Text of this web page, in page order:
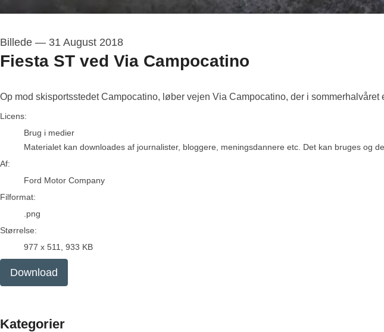
Billede — 31 August 2018
Fiesta ST ved Via Campocatino
Op mod skisportsstedet Campocatino, løber vejen Via Campocatino, der i
Ford Motor Company
Licens:
Brug i medier
Materialet kan downloades af journalister, bloggere, meningsdannere etc. Det kan bruges
Af:
Ford Motor Company
Filformat:
.png
Størrelse:
977 x 511, 933 KB
Download
Kategorier